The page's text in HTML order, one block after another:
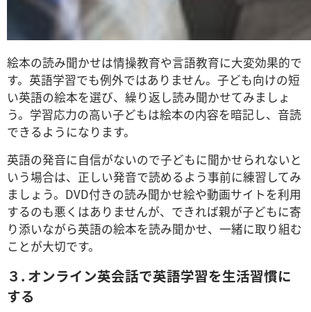
絵本の読み聞かせは情操教育や言語教育に大変効果的で
す。英語学習でも例外ではありません。子ども向けの短
い英語の絵本を選び、繰り返し読み聞かせてみましょ
う。学習応力の高い子どもは絵本の内容を暗記し、音読
できるようになります。
英語の発音に自信がないので子どもに聞かせられないと
いう場合は、正しい発音で読めるよう事前に練習してみ
ましょう。DVD付きの読み聞かせ絵や動画サイトを利用
するのも悪くはありませんが、できれば親が子どもに寄
り添いながら英語の絵本を読み聞かせ、一緒に取り組む
ことが大切です。
３. オンライン英会話で英語学習を生活習慣に
する